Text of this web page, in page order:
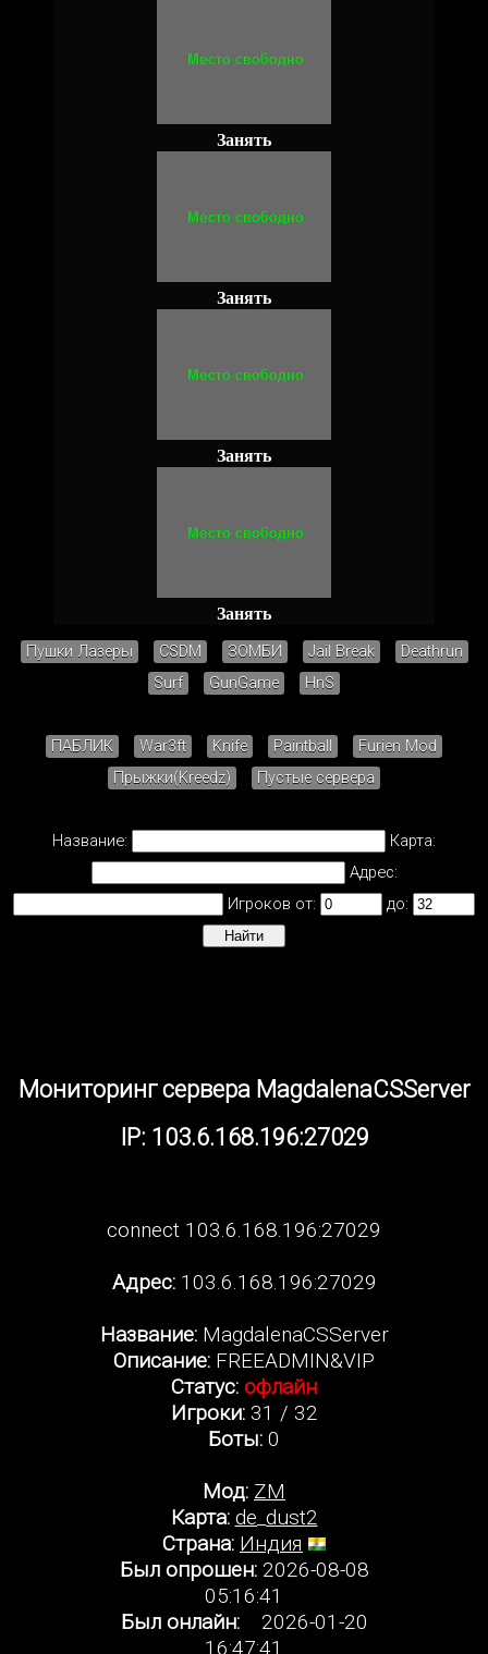
Занять
Занять
Занять
Занять
Пушки Лазеры CSDM ЗОМБИ Jail Break
Deathrun
Surf
GunGame HnS
ПАБЛИК War3ft Knife Paintball
Furien Mod
Прыжки(Kreedz)
Пустые сервера
Название:
Карта:
Адрес:
Игроков от:
до:
Мониторинг сервера MagdalenaCSServer
IP: 103.6.168.196:27029
connect 103.6.168.196:27029
Адрес: 103.6.168.196:27029
Название:MagdalenaCSServer
Описание: FREEADMIN&VIP
Статус: офлайн
Игроки:31 / 32
Боты: 0
Мод: ZM
Карта: de_dust2
Страна: Индия
Был опрошен:2026-08-08
05:16:41
Был онлайн:2026-01-20
16:47:41